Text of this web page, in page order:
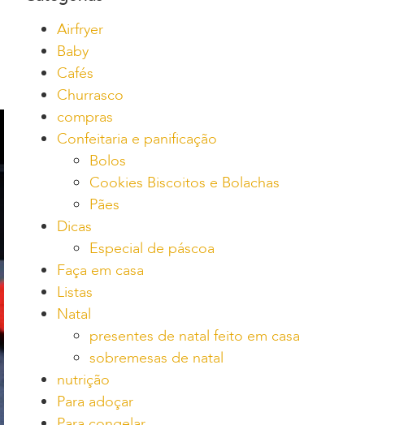
Airfryer
Baby
Cafés
Churrasco
compras
Confeitaria e panificação
Bolos
Cookies Biscoitos e Bolachas
Pães
Dicas
Especial de páscoa
Faça em casa
Listas
Natal
presentes de natal feito em casa
sobremesas de natal
nutrição
Para adoçar